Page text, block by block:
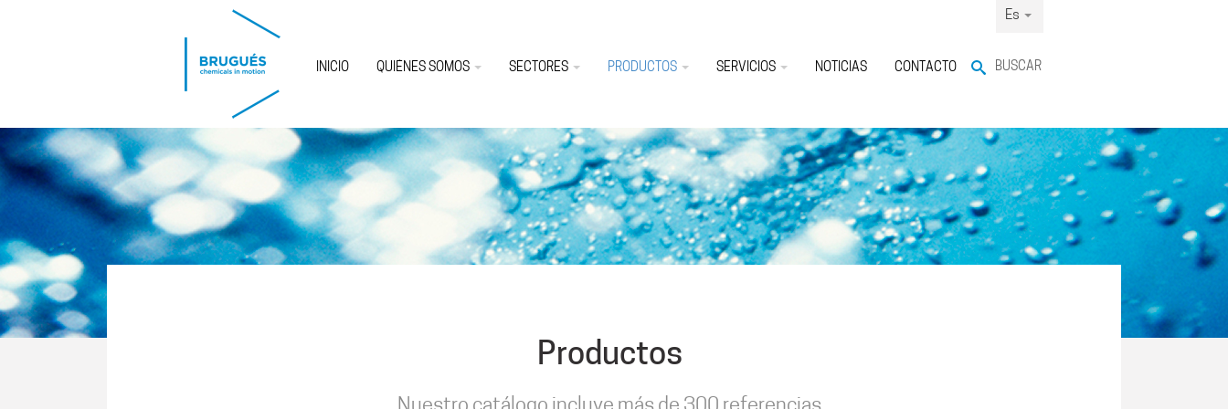
Es
BUSCAR
INICIO QUIÉNES SOMOS SECTORES PRODUCTOS SERVICIOS NOTICIAS CONTACTO
Productos